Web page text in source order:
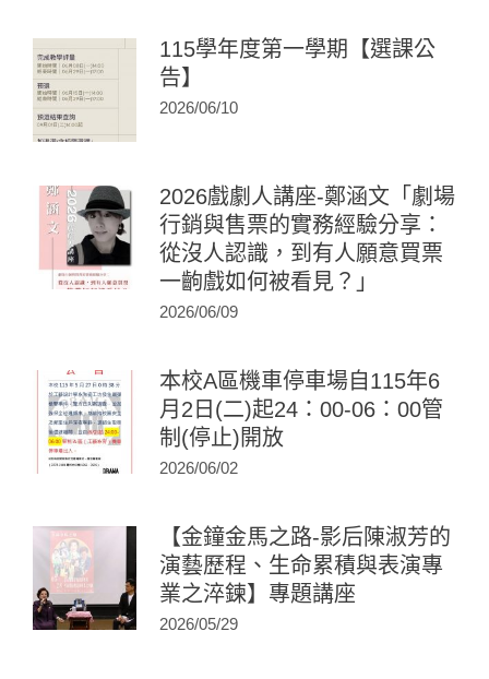
115學年度第一學期【選課公
告】
2026/06/10
2026戲劇人講座-鄭涵文「劇場
行銷與售票的實務經驗分享：
從沒人認識，到有人願意買票
一齣戲如何被看見？」
2026/06/09
本校A區機車停車場自115年6
月2日(二)起24：00-06：00管
制(停止)開放
2026/06/02
【金鐘金馬之路-影后陳淑芳的
演藝歷程、生命累積與表演專
業之淬鍊】專題講座
2026/05/29